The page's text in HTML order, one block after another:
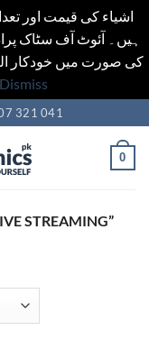
اشیاء کی قیمت اور
ہیں۔ آئوٹ آف سٹاک
کی صورت میں خودکار
Dismiss
321 041
0
STREAMING”